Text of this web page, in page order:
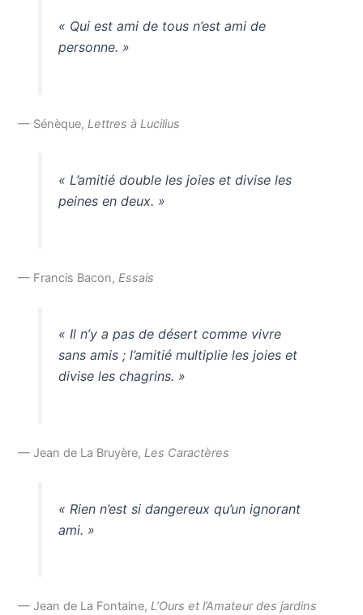
« Qui est ami de tous n’est ami de
personne. »
— Sénèque,Lettres à Lucilius
« L’amitié double les joies et divise les
peines en deux. »
— Francis Bacon,Essais
« Il n’y a pas de désert comme vivre
sans amis ; l’amitié multiplie les joies et
divise les chagrins. »
— Jean de La Bruyère,Les Caractères
« Rien n’est si dangereux qu’un ignorant
ami. »
— Jean de La Fontaine,L’Ours et l’Amateur des jardins